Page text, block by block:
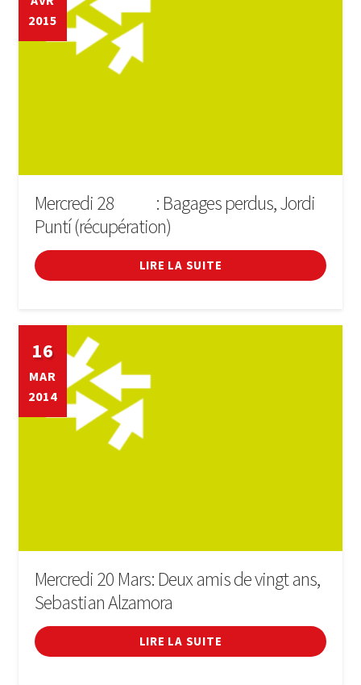
Cinéma
Conférences
Incendies i festivals
Forum
Général
Enfant en bas âge
Informations pratiques
Café littéraire (Club de lecture)
child
menu
Travailler au Luxembourg
Penya Barca de Luxembourg
2015
Mercredi 28
: Bagages perdus, Jordi
Puntí (récupération)
LIRE LA SUITE
16
MAR
2014
Mercredi 20 Mars: Deux amis de vingt ans,
Sebastian Alzamora
LIRE LA SUITE